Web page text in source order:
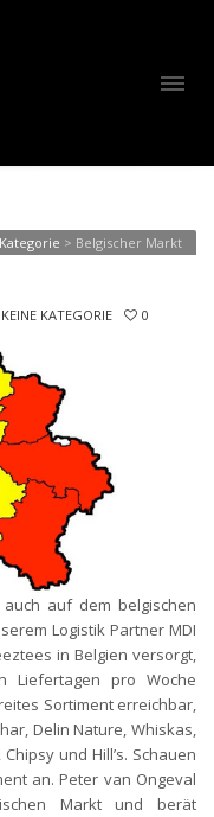
> Belgischer Markt
KEINE KATEGORIE 0
auf dem belgischen
Logistik Partner MDI
in Belgien versorgt,
Liefertagen pro Woche
Sortiment erreichbar,
Delin Nature, Whiskas,
und Hill’s. Schauen
an. Peter van Ongeval
Markt und berät